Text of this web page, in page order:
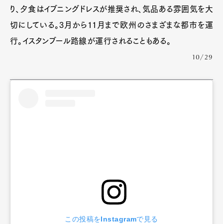
り、夕食はイブニングドレスが推奨され、気品ある雰囲気を大
切にしている。3月から11月まで欧州のさまざまな都市を運
行。イスタンブール路線が運行されることもある。
10/29
この投稿をInstagramで見る